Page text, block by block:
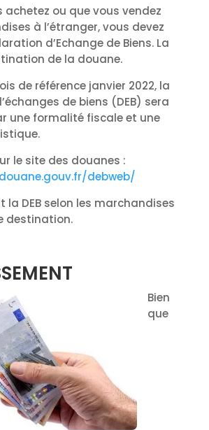
achetez ou que vous vendez
à l’étranger, vous devez
d’Echange de Biens. La
de la douane.
de référence janvier 2022, la
de biens (DEB) sera
une formalité fiscale et une
le site des douanes :
debweb/
la DEB selon les marchandises
destination.
Bien
que